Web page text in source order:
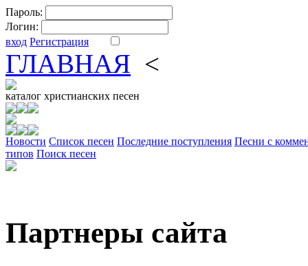
Пароль:
Логин:
вход Регистрация
ГЛАВНАЯ <
каталог христианских песен
Новости Cписок песен Последние поступления Песни с
типов Поиск песен
Партнеры сайта